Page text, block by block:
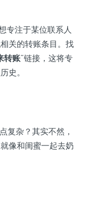
专注于某位联系人
关的转账条目。找
转账”链接，这将专
史。
复杂？其实不然，
像和闺蜜一起去奶